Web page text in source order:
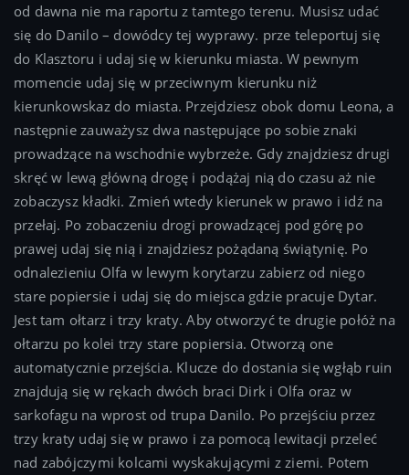
od dawna nie ma raportu z tamtego terenu. Musisz udać
się do Danilo – dowódcy tej wyprawy. prze teleportuj się
do Klasztoru i udaj się w kierunku miasta. W pewnym
momencie udaj się w przeciwnym kierunku niż
kierunkowskaz do miasta. Przejdziesz obok domu Leona, a
następnie zauważysz dwa następujące po sobie znaki
prowadzące na wschodnie wybrzeże. Gdy znajdziesz drugi
skręć w lewą główną drogę i podążaj nią do czasu aż nie
zobaczysz kładki. Zmień wtedy kierunek w prawo i idź na
przełaj. Po zobaczeniu drogi prowadzącej pod górę po
prawej udaj się nią i znajdziesz pożądaną świątynię. Po
odnalezieniu Olfa w lewym korytarzu zabierz od niego
stare popiersie i udaj się do miejsca gdzie pracuje Dytar.
Jest tam ołtarz i trzy kraty. Aby otworzyć te drugie połóż na
ołtarzu po kolei trzy stare popiersia. Otworzą one
automatycznie przejścia. Klucze do dostania się wgłąb ruin
znajdują się w rękach dwóch braci Dirk i Olfa oraz w
sarkofagu na wprost od trupa Danilo. Po przejściu przez
trzy kraty udaj się w prawo i za pomocą lewitacji przeleć
nad zabójczymi kolcami wyskakującymi z ziemi. Potem